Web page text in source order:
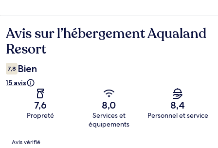
Avis
Avis sur l’hébergement Aqualand
Resort
7,8 Bien
15 avis
7,6
Propreté
8,0
Services et
équipements
8,4
Personnel et service
Avis
Avis vérifié